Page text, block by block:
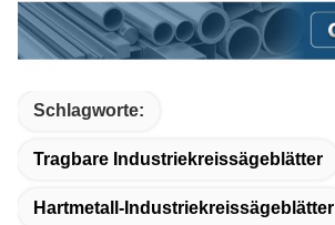
Schlagworte:
Tragbare Industriekreissägeblätter
Hartmetall-Industriekreissägeblätter